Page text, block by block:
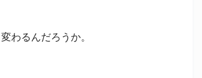
わるんだろうか。